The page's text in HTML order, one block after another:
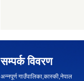
सम्पर्क विवरण
अन्नपूर्ण गाउँपालिका,कास्की,नेपाल